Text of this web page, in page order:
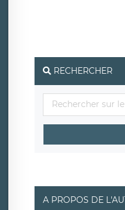
rue Léopold Sédar
également le droit
d’une autorité de
RECHERCHER
A PROPOS DE